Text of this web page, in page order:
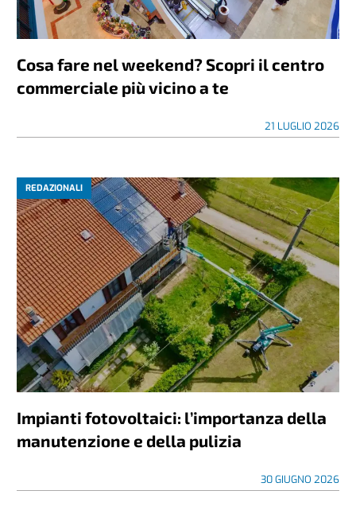
Cosa fare nel weekend? Scopri il centro
commerciale più vicino a te
21 LUGLIO 2026
REDAZIONALI
Impianti fotovoltaici: l’importanza della
manutenzione e della pulizia
30 GIUGNO 2026